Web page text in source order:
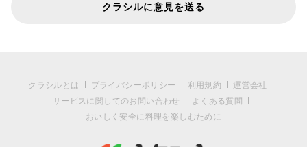
クラシルに意見を送る
クラシルとは プライバシーポリシー 利用規約
運営会社
サービスに関してのお問い合わせ
よくある質問
おいしく安全に料理を楽しむために